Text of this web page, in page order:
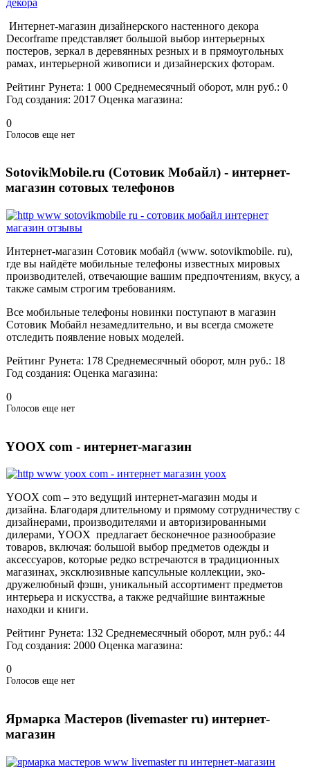
Интернет-магазин дизайнерского настенного декора
Decorframe представляет большой выбор интерьерных
постеров, зеркал в деревянных резных и в прямоугольных
рамах, интерьерной живописи и дизайнерских фоторам.
Рейтинг Рунета: 1 000 Среднемесячный оборот, млн руб.: 0
Год создания: 2017 Оценка магазина:
0
Голосов еще нет
SotovikMobile.ru (Сотовик Мобайл) - интернет-
магазин сотовых телефонов
Интернет-магазин Сотовик мобайл (www. sotovikmobile. ru),
где вы найдёте мобильные телефоны известных мировых
производителей, отвечающие вашим предпочтениям, вкусу, а
также самым строгим требованиям.
Все мобильные телефоны новинки поступают в магазин
Сотовик Мобайл незамедлительно, и вы всегда сможете
отследить появление новых моделей.
Рейтинг Рунета: 178 Среднемесячный оборот, млн руб.: 18
Год создания: Оценка магазина:
0
Голосов еще нет
YOOX com - интернет-магазин
YOOX com – это ведущий интернет-магазин моды и
дизайна. Благодаря длительному и прямому сотрудничеству с
дизайнерами, производителями и авторизированными
дилерами, YOOX предлагает бесконечное разнообразие
товаров, включая: большой выбор предметов одежды и
аксессуаров, которые редко встречаются в традиционных
магазинах, эксклюзивные капсульные коллекции, эко-
дружелюбный фэшн, уникальный ассортимент предметов
интерьера и искусства, а также редчайшие винтажные
находки и книги.
Рейтинг Рунета: 132 Среднемесячный оборот, млн руб.: 44
Год создания: 2000 Оценка магазина:
0
Голосов еще нет
Ярмарка Мастеров (livemaster ru) интернет-
магазин